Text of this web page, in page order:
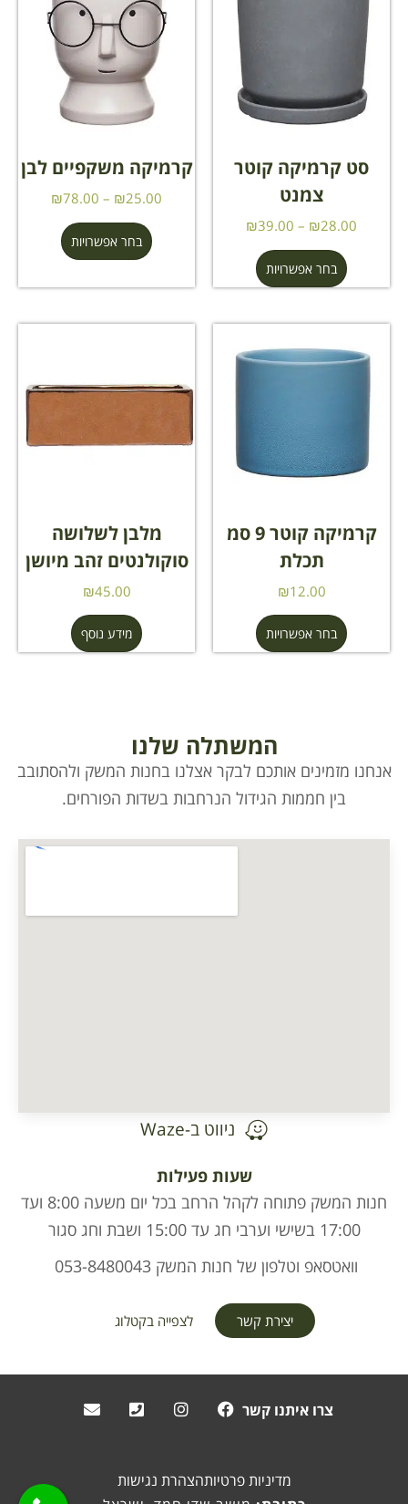
סט קרמיקה קוטר
צמנט
₪28.00
–
₪39.00
בחר אפשרויות
קרמיקה משקפיים לבן
₪25.00
–
₪78.00
בחר אפשרויות
קרמיקה קוטר 9 סמ
תכלת
₪12.00
בחר אפשרויות
מלבן לשלושה
סוקולנטים זהב מיושן
₪45.00
מידע נוסף
המשתלה שלנו
אנחנו מזמינים אותכם לבקר אצלנו בחנות המשק ולהסתובב
בין חממות הגידול הנרחבות בשדות הפורחים.
ניווט ב-Waze
שעות פעילות
חנות המשק פתוחה לקהל הרחב בכל יום משעה 8:00 ועד
17:00 בשישי וערבי חג עד 15:00 ושבת וחג סגור
וואטסאפ וטלפון של חנות המשק 053-8480043
יצירת קשר לצפייה בקטלוג
צרו איתנו קשר
מדיניות פרטיותהצהרת נגישות